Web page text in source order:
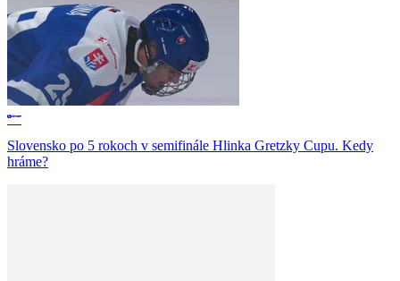
Slovensko po 5 rokoch v semifinále Hlinka Gretzky Cupu. Kedy
hráme?